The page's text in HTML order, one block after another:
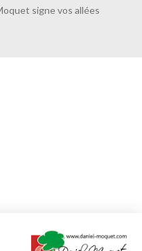
signe vos allées